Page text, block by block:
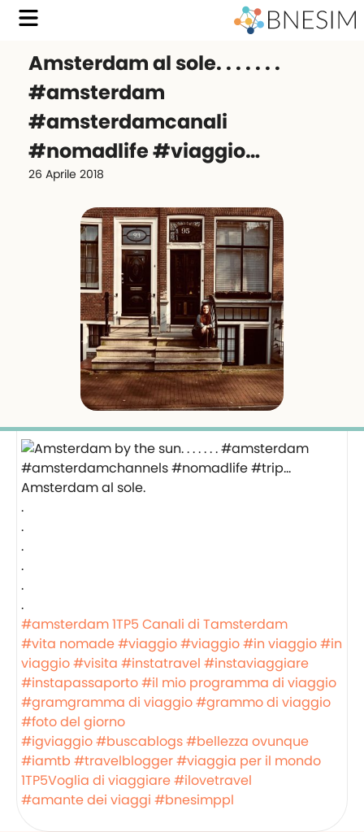
Amsterdam al sole. . . . . . .
#amsterdam
#amsterdamcanali
#nomadlife #viaggio…
26 Aprile 2018
Amsterdam al sole.
.
.
.
.
.
.
#amsterdam1TP5 Canali di Tamsterdam
#vita nomade#viaggio#viaggio#in viaggio#in
viaggio#visita #instatravel #instaviaggiare
#instapassaporto#il mio programma di viaggio
#gramgramma di viaggio#grammo di viaggio
#foto del giorno
#igviaggio#buscablogs#bellezza ovunque
#iamtb #travelblogger#viaggia per il mondo
1TP5Voglia di viaggiare#ilovetravel
#amante dei viaggi #bnesimppl